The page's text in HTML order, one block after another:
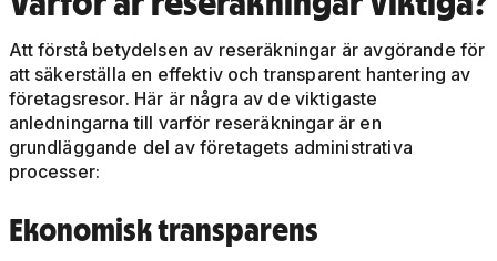
Att förstå betydelsen av reseräkningar är avgörande för
att säkerställa en effektiv och transparent hantering av
företagsresor. Här är några av de viktigaste
anledningarna till varför reseräkningar är en
grundläggande del av företagets administrativa
processer:
Ekonomisk transparens